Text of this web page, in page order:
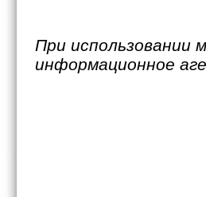
При использовании
информационное